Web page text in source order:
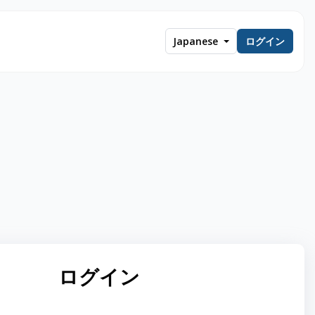
Japanese ログイン
ログイン